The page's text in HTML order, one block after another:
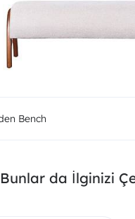
Bench
Bunlar da İlginizi